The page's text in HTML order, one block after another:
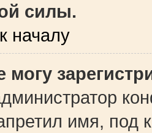
силы.
началу
могу
имя, под